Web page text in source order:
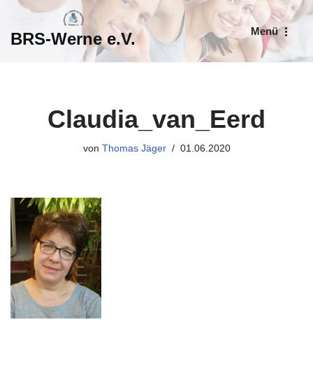
Zum
BRS-Werne e.V. Menü
Claudia_van_Eerd
von Thomas Jäger 01.06.2020